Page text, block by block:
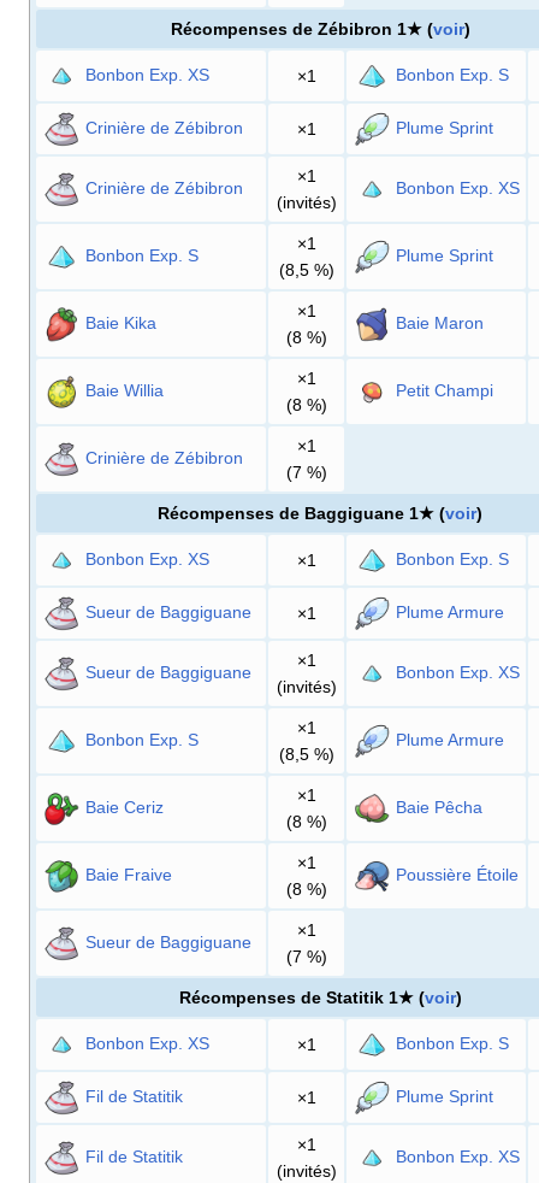
Récompenses de Zébibron 1★ (voir)
Bonbon Exp. XS ×1 Bonbon Exp. S
Crinière de Zébibron ×1 Plume Sprint
Crinière de Zébibron
×1
(invités)
Bonbon Exp. XS
Bonbon Exp. S
×1
(8,5 %)
Plume Sprint
Baie Kika
×1
(8 %)
Baie Maron
Baie Willia
×1
(8 %)
Petit Champi
Crinière de Zébibron
×1
(7 %)
Récompenses de Baggiguane 1★ (voir)
Bonbon Exp. XS ×1 Bonbon Exp. S
Sueur de Baggiguane ×1 Plume Armure
Sueur de Baggiguane
×1
(invités)
Bonbon Exp. XS
Bonbon Exp. S
×1
(8,5 %)
Plume Armure
Baie Ceriz
×1
(8 %)
Baie Pêcha
Baie Fraive
×1
(8 %)
Poussière Étoile
Sueur de Baggiguane
×1
(7 %)
Récompenses de Statitik 1★ (voir)
Bonbon Exp. XS ×1 Bonbon Exp. S
Fil de Statitik ×1 Plume Sprint
Fil de Statitik
×1
(invités)
Bonbon Exp. XS